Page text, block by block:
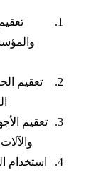
تعقيم
تعقيم
استخدام